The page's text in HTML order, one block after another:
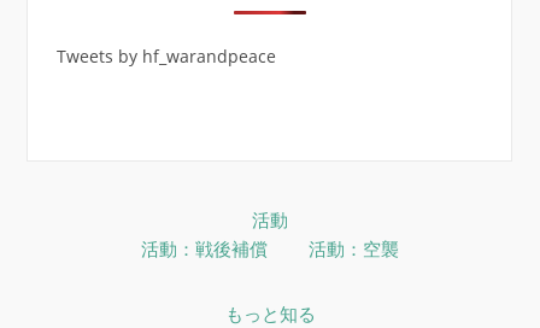
Tweets by hf_warandpeace
活動
活動：戦後補償
活動：空襲
もっと知る